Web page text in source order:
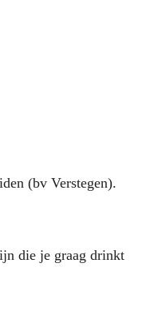
(bv Verstegen).
die je graag drinkt